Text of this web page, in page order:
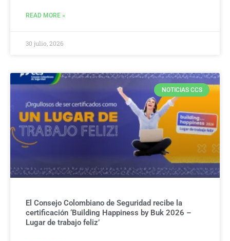
READ MORE »
30 julio, 2026
NOTICIAS CCS
El Consejo Colombiano de Seguridad recibe la
certificación ‘Building Happiness by Buk 2026 –
Lugar de trabajo feliz’